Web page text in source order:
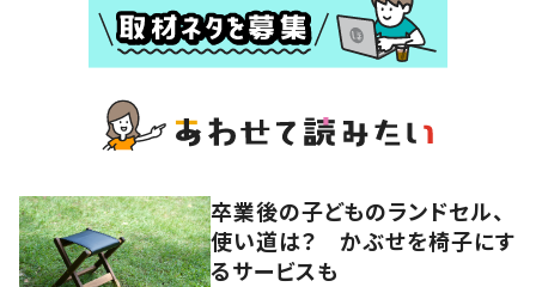
卒業後の子どものランドセル、
使い道は？ かぶせを椅子にす
るサービスも